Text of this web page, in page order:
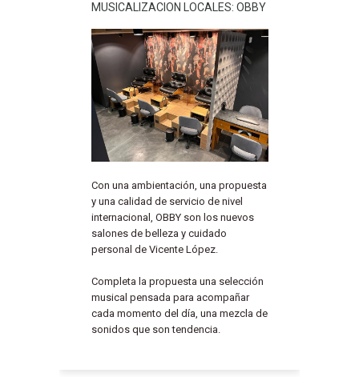
MUSICALIZACION LOCALES: OBBY
Con una ambientación, una propuesta
y una calidad de servicio de nivel
internacional, OBBY son los nuevos
salones de belleza y cuidado
personal de Vicente López.
Completa la propuesta una selección
musical pensada para acompañar
cada momento del día, una mezcla de
sonidos que son tendencia.